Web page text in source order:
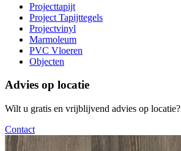
Projecttapijt
Project Tapijttegels
Projectvinyl
Marmoleum
PVC Vloeren
Objecten
Advies op locatie
Wilt u gratis en vrijblijvend advies op locatie?
Contact